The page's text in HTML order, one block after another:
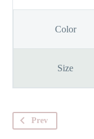
Color
Size
Prev